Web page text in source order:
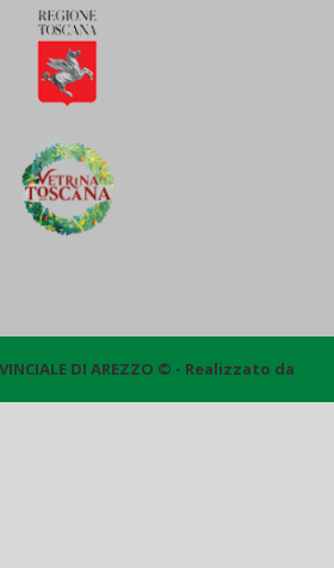
DI AREZZO © - Realizzato da